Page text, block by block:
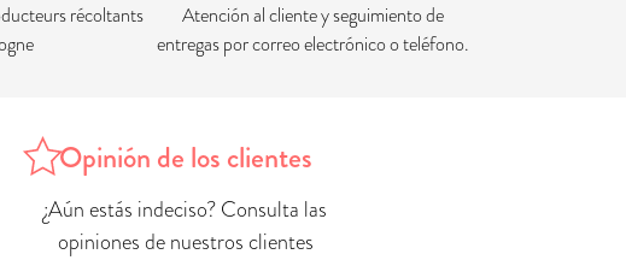
récoltants
Atención al cliente y seguimiento de
entregas por correo electrónico o teléfono.
Opinión de los clientes
¿Aún estás indeciso? Consulta las
opiniones de nuestros clientes